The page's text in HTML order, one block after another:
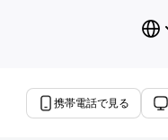
携帯電話で見る